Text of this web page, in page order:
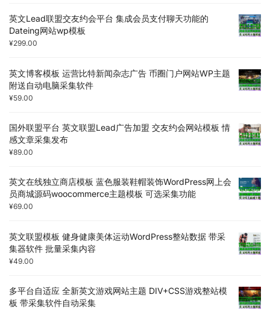
英文Lead联盟交友约会平台 集成会员支付聊天功能的
Dateing网站wp模板
¥299.00
英文博客模板 运营比特新闻杂志广告 币圈门户网站WP主题
附送自动电脑采集软件
¥59.00
国外联盟平台 英文联盟Lead广告加盟 交友约会网站模板 情
感文章采集发布
¥89.00
英文在线独立商店模板 蓝色服装鞋帽装饰WordPress网上会
员商城源码woocommerce主题模板 可选采集功能
¥69.00
英文联盟模板 健身健康美体运动WordPress整站数据 带采
集器软件 批量采集内容
¥49.00
多平台自适应 全新英文游戏网站主题 DIV+CSS游戏整站模
板 带采集软件自动采集